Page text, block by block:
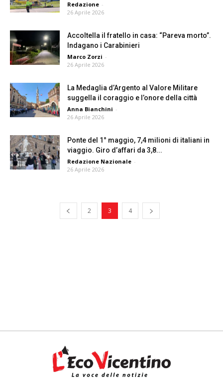
Redazione -
26 Aprile 2026
Accoltella il fratello in casa: “Pareva morto”.
Indagano i Carabinieri
Marco Zorzi -
26 Aprile 2026
La Medaglia d’Argento al Valore Militare
suggella il coraggio e l’onore della città
Anna Bianchini -
26 Aprile 2026
Ponte del 1° maggio, 7,4 milioni di italiani in
viaggio. Giro d’affari da 3,8...
Redazione Nazionale -
26 Aprile 2026
2 3 4